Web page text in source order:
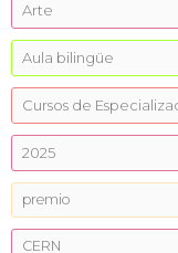
Arte
Aula bilingüe
Cursos de
2025
premio
CERN